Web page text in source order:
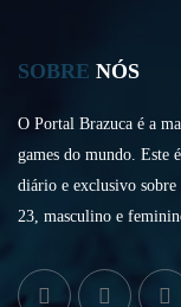
SOBRE NÓS
O Portal Brazuca é a
games do mundo. Este
diário e exclusivo sobre
23, masculino e